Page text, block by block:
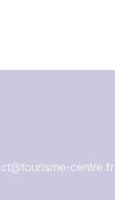
centre.fr